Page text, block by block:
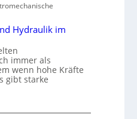
Hydraulik im
immer als
wenn hohe Kräfte
gibt starke